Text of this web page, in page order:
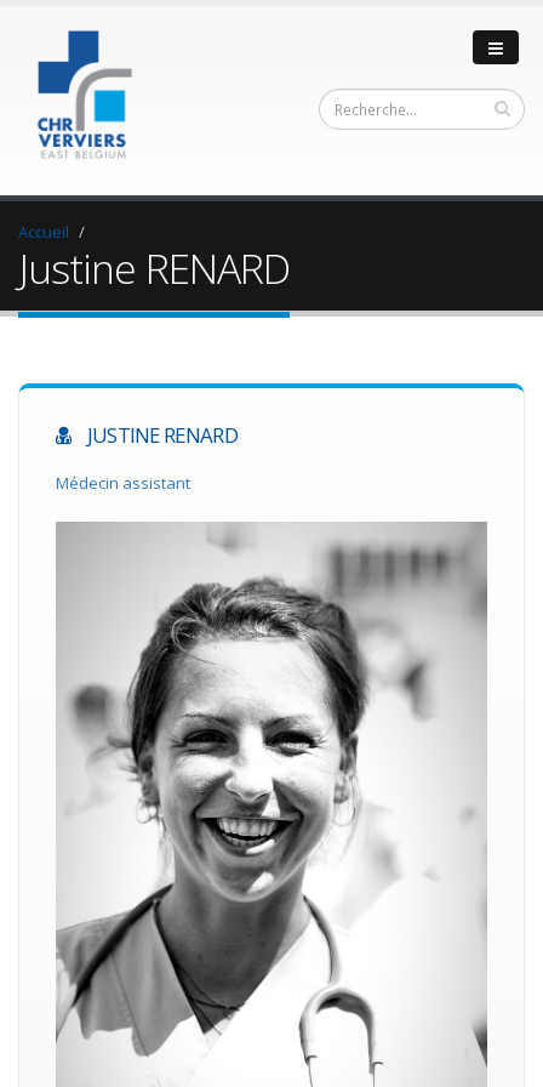
Accueil
Justine RENARD
JUSTINE RENARD
Médecin assistant